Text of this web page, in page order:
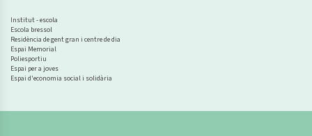
Institut - escola
Escola bressol
Residència de gent gran i centre de dia
Espai Memorial
Poliesportiu
Espai per a joves
Espai d'economia social i solidària